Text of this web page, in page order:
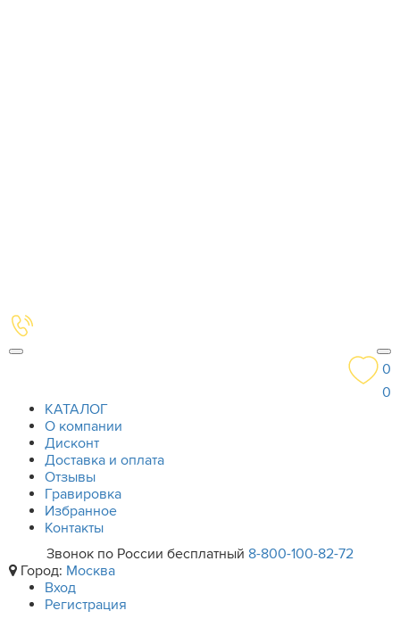
0
0
КАТАЛОГ
О компании
Дисконт
Доставка и оплата
Отзывы
Гравировка
Избранное
Контакты
Звонок по России бесплатный 8-800-100-82-72
Город: Москва
Вход
Регистрация